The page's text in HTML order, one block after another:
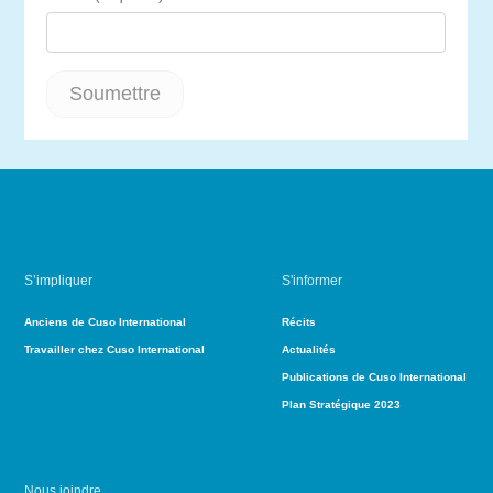
S’impliquer
Anciens de Cuso International
Travailler chez Cuso International
S'informer
Récits
Actualités
Publications de Cuso International
Plan Stratégique 2023